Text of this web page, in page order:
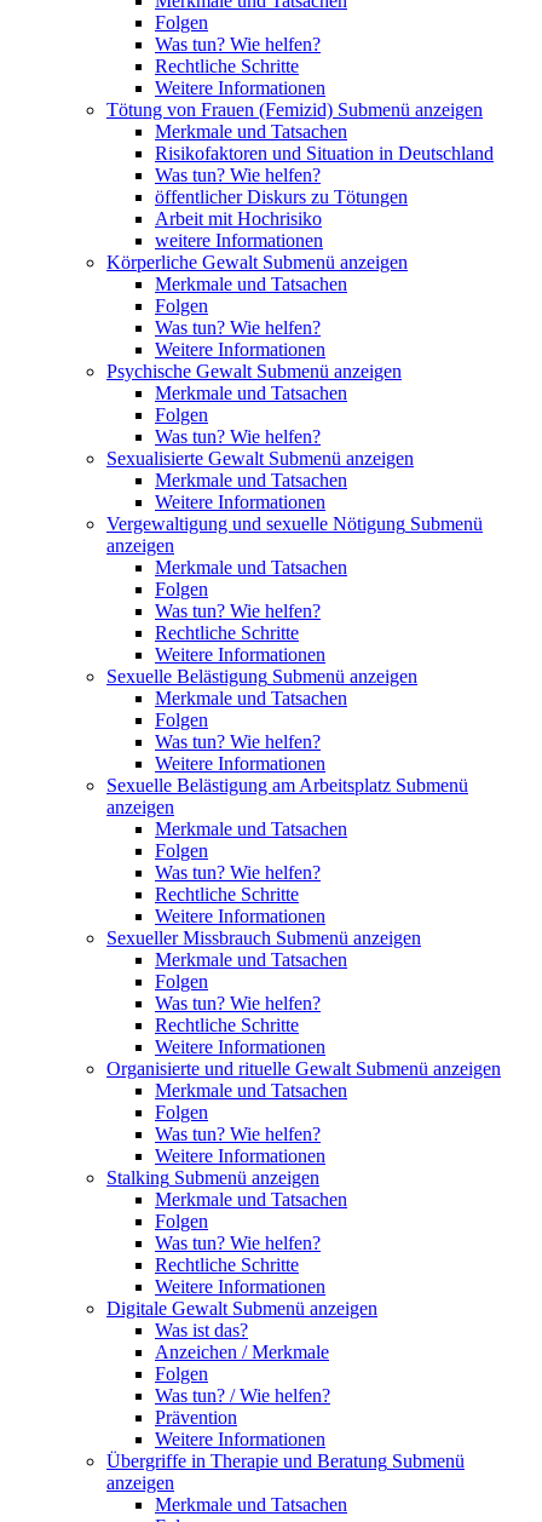
Folgen
Was tun? Wie helfen?
Rechtliche Schritte
Weitere Informationen
Tötung von Frauen (Femizid) Submenü anzeigen
Merkmale und Tatsachen
Risikofaktoren und Situation in Deutschland
Was tun? Wie helfen?
öffentlicher Diskurs zu Tötungen
Arbeit mit Hochrisiko
weitere Informationen
Körperliche Gewalt Submenü anzeigen
Merkmale und Tatsachen
Folgen
Was tun? Wie helfen?
Weitere Informationen
Psychische Gewalt Submenü anzeigen
Merkmale und Tatsachen
Folgen
Was tun? Wie helfen?
Sexualisierte Gewalt Submenü anzeigen
Merkmale und Tatsachen
Weitere Informationen
Vergewaltigung und sexuelle Nötigung Submenü
anzeigen
Merkmale und Tatsachen
Folgen
Was tun? Wie helfen?
Rechtliche Schritte
Weitere Informationen
Sexuelle Belästigung Submenü anzeigen
Merkmale und Tatsachen
Folgen
Was tun? Wie helfen?
Weitere Informationen
Sexuelle Belästigung am Arbeitsplatz Submenü
anzeigen
Merkmale und Tatsachen
Folgen
Was tun? Wie helfen?
Rechtliche Schritte
Weitere Informationen
Sexueller Missbrauch Submenü anzeigen
Merkmale und Tatsachen
Folgen
Was tun? Wie helfen?
Rechtliche Schritte
Weitere Informationen
Organisierte und rituelle Gewalt Submenü anzeigen
Merkmale und Tatsachen
Folgen
Was tun? Wie helfen?
Weitere Informationen
Stalking Submenü anzeigen
Merkmale und Tatsachen
Folgen
Was tun? Wie helfen?
Rechtliche Schritte
Weitere Informationen
Digitale Gewalt Submenü anzeigen
Was ist das?
Anzeichen / Merkmale
Folgen
Was tun? / Wie helfen?
Prävention
Weitere Informationen
Übergriffe in Therapie und Beratung Submenü
anzeigen
Merkmale und Tatsachen